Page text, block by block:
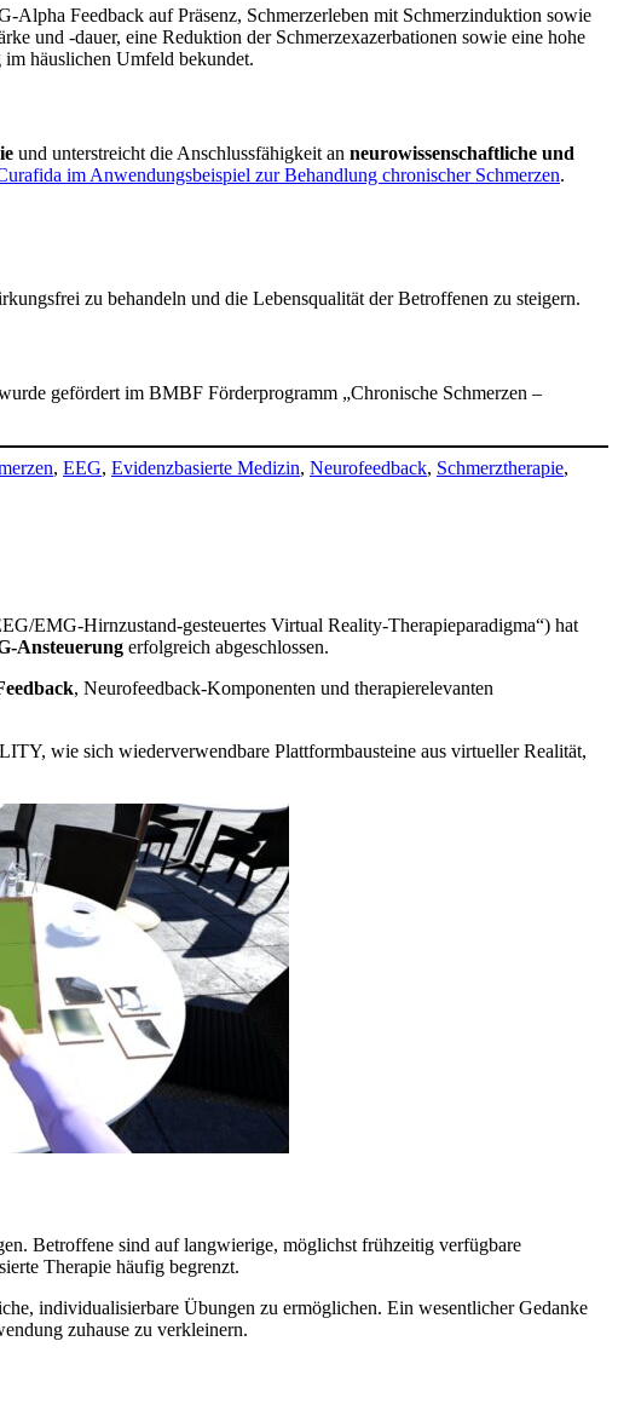
Feedback auf Präsenz, Schmerzerleben mit Schmerzinduktion sowie
und -dauer, eine Reduktion der Schmerzexazerbationen sowie eine hohe
häuslichen Umfeld bekundet.
und unterstreicht die Anschlussfähigkeit an neurowissenschaftliche und
im Anwendungsbeispiel zur Behandlung chronischer Schmerzen.
zu behandeln und die Lebensqualität der Betroffenen zu steigern.
gefördert im BMBF Förderprogramm „Chronische Schmerzen –
, EEG, Evidenzbasierte Medizin, Neurofeedback, Schmerztherapie,
EMG-Hirnzustand-gesteuertes Virtual Reality-Therapieparadigma“) hat
Ansteuerung erfolgreich abgeschlossen.
, Neurofeedback-Komponenten und therapierelevanten
wie sich wiederverwendbare Plattformbausteine aus virtueller Realität,
Betroffene sind auf langwierige, möglichst frühzeitig verfügbare
Therapie häufig begrenzt.
individualisierbare Übungen zu ermöglichen. Ein wesentlicher Gedanke
zuhause zu verkleinern.